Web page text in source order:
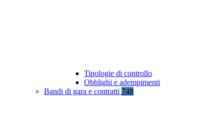
Tipologie di controllo
Obblighi e adempimenti
Bandi di gara e contratti 748